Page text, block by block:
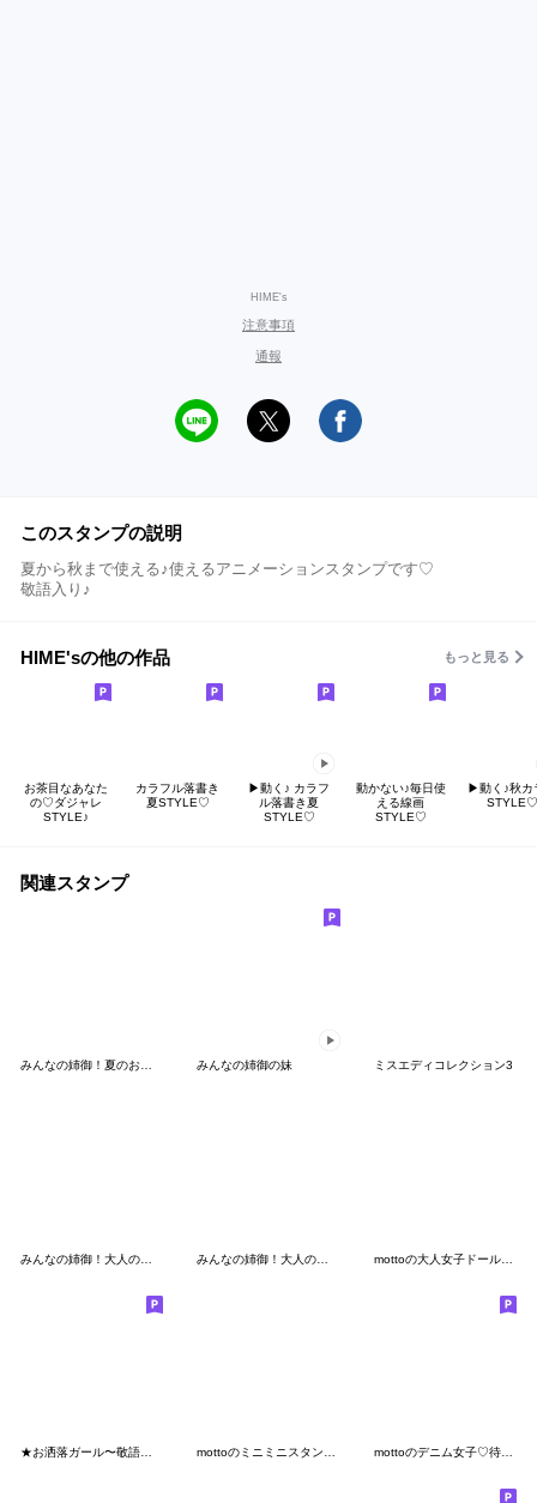
HIME's
注意事項
通報
このスタンプの説明
夏から秋まで使える♪使えるアニメーションスタンプです♡
敬語入り♪
HIME'sの他の作品 もっと見る
お茶目なあなた
の♡ダジャレ
STYLE♪
カラフル落書き
夏STYLE♡
▶︎動く♪ カラフ
ル落書き夏
STYLE♡
動かない♪毎日使
える線画
STYLE♡
▶︎動く♪秋カ
STYLE♡
関連スタンプ
みんなの姉御！夏のお出かけ3Dスタイル みんなの姉御の妹 ミスエディコレクション3
mottoの大人女子ドール♡夏
mottoのデニム女子♡待ち合わせ